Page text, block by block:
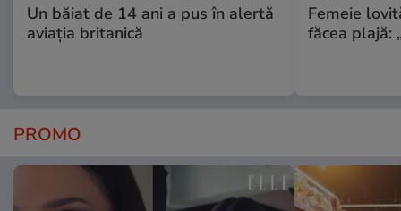
Un băiat de 14 ani a pus în alertă
aviația britanică
Femeie
făcea plajă:
PROMO